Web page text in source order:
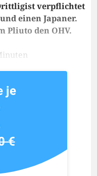
verpflichtet
einen Japaner.
Pliuto den OHV.
je
€